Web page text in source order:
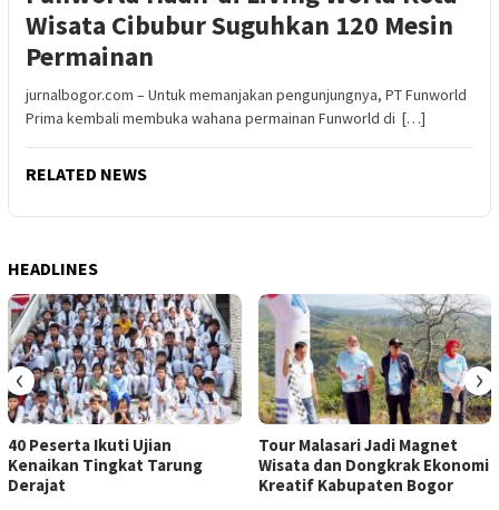
Wisata Cibubur Suguhkan 120 Mesin
Permainan
jurnalbogor.com – Untuk memanjakan pengunjungnya, PT Funworld
Prima kembali membuka wahana permainan Funworld di […]
RELATED NEWS
HEADLINES
40 Peserta Ikuti Ujian
Kenaikan Tingkat Tarung
Derajat
Tour Malasari Jadi Magnet
Wisata dan Dongkrak Ekonomi
Kreatif Kabupaten Bogor
‹ ›